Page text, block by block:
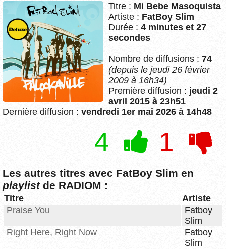
Titre : Mi Bebe Masoquista
Artiste : FatBoy Slim
Durée : 4 minutes et 27
secondes
Nombre de diffusions : 74
(depuis le jeudi 26 février
2009 à 16h34)
Première diffusion : jeudi 2
avril 2015 à 23h51
Dernière diffusion : vendredi 1er mai 2026 à 14h48
4 1
Les autres titres avec FatBoy Slim en
playlistde RADIOM :
Titre
Artiste
Praise You
Fatboy
Slim
Right Here, Right Now
Fatboy
Slim